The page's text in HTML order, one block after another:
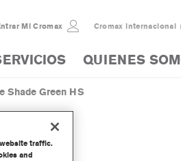
Mi Cromax Cromax internacional
QUIENES
Shade Green HS
traffic.
and